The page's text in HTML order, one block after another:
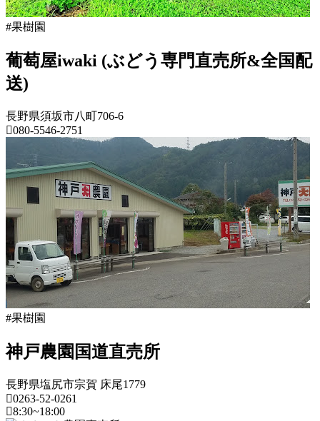
20
日
っ
と
月
18
日
年
8
月
日
売
所
ね
と
#果樹園
葡萄屋iwaki (ぶどう専門直売所&全国配
送)
長野県須坂市八町706-6
080-5546-2751
長
野
県
果
樹
園
2022
年
8
月
18
日
年
月
20
日
売
ね
っ
と
#果樹園
神戸農園国道直売所
長野県塩尻市宗賀 床尾1779
0263-52-0261
8:30~18:00